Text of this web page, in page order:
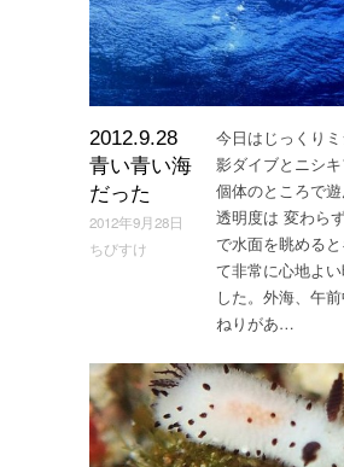
2012.9.28
青い青い海
だった
2012年9月28日
ちびすけ
今日はじっくり
影ダイブとニシ
個体のところで
透明度は 変わら
で水面を眺める
て非常に心地よ
した。外海、午
ねりがあ…